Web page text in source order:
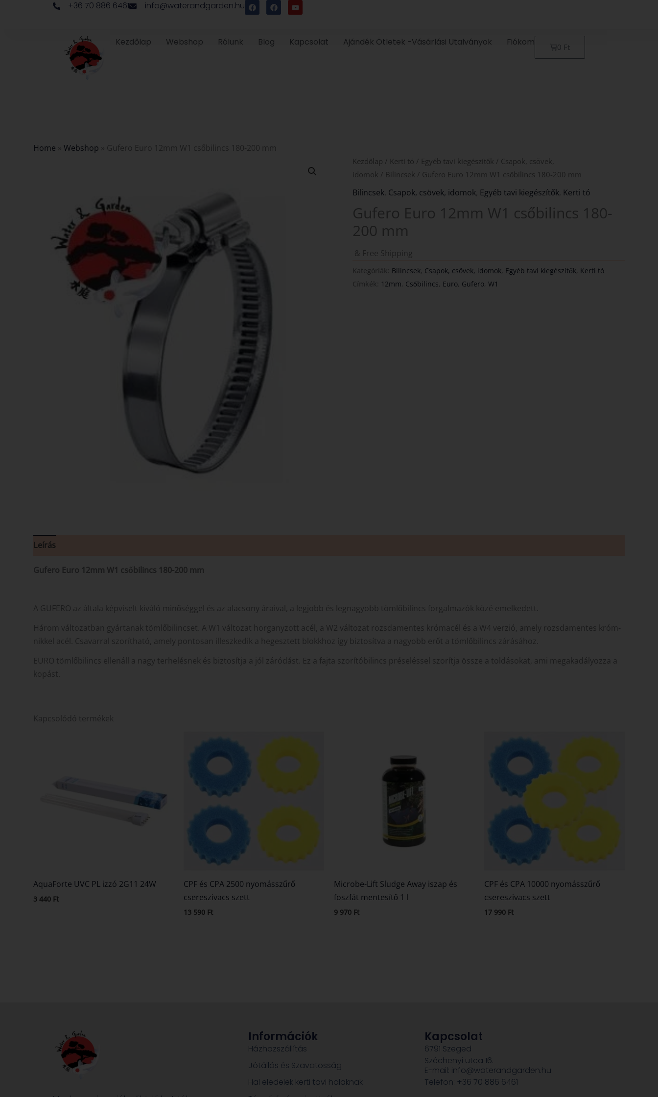
+36 70 886 6461 info@waterandgarden.hu F
a
c
F
a
c
o
o
Y
o
u
b
e
Kezdőlap Webshop Rólunk Blog Kapcsolat Ajándék Ötletek -Vásárlási Utalványok Fiókom 0 Ft
Kosár
Home » Webshop » Gufero Euro 12mm W1 csőbilincs 180-200 mm
Kezdőlap / Kerti tó / Egyéb tavi kiegészítők / Csapok, csövek,
idomok / Bilincsek / Gufero Euro 12mm W1 csőbilincs 180-200 mm
Bilincsek Csapok, csövek, idomok Egyéb tavi kiegészítők Kerti tó
Gufero Euro 12mm W1 csőbilincs 180-
200 mm
& Free Shipping
Kategóriák: Bilincsek Csapok, csövek, idomok Egyéb tavi kiegészítők Kerti tó
Címkék: 12mm Csőbilincs Euro Gufero ,W1
Leírás
Gufero Euro 12mm W1 csőbilincs 180-200 mm
A GUFERO az általa képviselt kiváló minőséggel és az alacsony áraival, a legjobb és legnagyobb tömlőbilincs forgalmazók közé emelkedett.
Három változatban gyártanak tömlőbilincset. A W1 változat horganyzott acél, a W2 változat rozsdamentes krómacél és a W4 verzió, amely rozsdamentes króm-
nikkel acél. Csavarral szorítható, amely pontosan illeszkedik a hegesztett blokkhoz így biztosítva a nagyobb erőt a tömlőbilincs zárásához.
EURO tömlőbilincs ellenáll a nagy terhelésnek és biztosítja a jól záródást. Ez a fajta szorítóbilincs préseléssel szorítja össze a toldásokat, ami megakadályozza a
kopást.
Kapcsolódó termékek
AquaForte UVC PL izzó 2G11 24W
3 440 Ft
CPF és CPA 2500 nyomásszűrő
csereszivacs szett
13 590 Ft
Microbe-Lift Sludge Away iszap és
foszfát mentesítő 1 l
9 970 Ft
CPF és CPA 10000 nyomásszűrő
csereszivacs szett
17 990 Ft
Információk
Házhozszállítás
Jótállás és Szavatosság
Hal eledelek kerti tavi halaknak
Kapcsolat
6791 Szeged
Széchenyi utca 16.
E-mail: info@waterandgarden.hu
Telefon: +36 70 886 6461